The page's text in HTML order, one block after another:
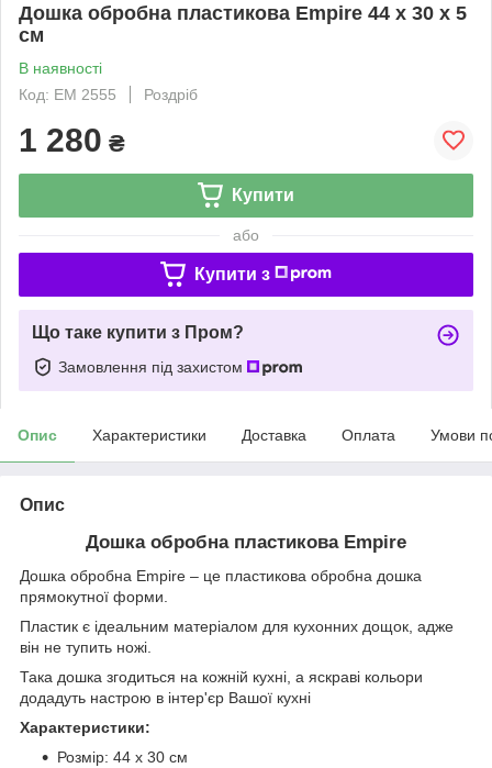
Дошка обробна пластикова Empire 44 х 30 х 5
см
В наявності
Код: EM 2555
Роздріб
1 280 ₴
Купити
або
Купити з
Що таке купити з Пром?
Замовлення під захистом
Опис Характеристики Доставка Оплата Умови
Опис
Дошка обробна пластикова Empire
Дошка обробна Empire – це пластикова обробна дошка
прямокутної форми.
Пластик є ідеальним матеріалом для кухонних дощок, адже
він не тупить ножі.
Така дошка згодиться на кожній кухні, а яскраві кольори
додадуть настрою в інтер'єр Вашої кухні
Характеристики:
Розмір: 44 х 30 см